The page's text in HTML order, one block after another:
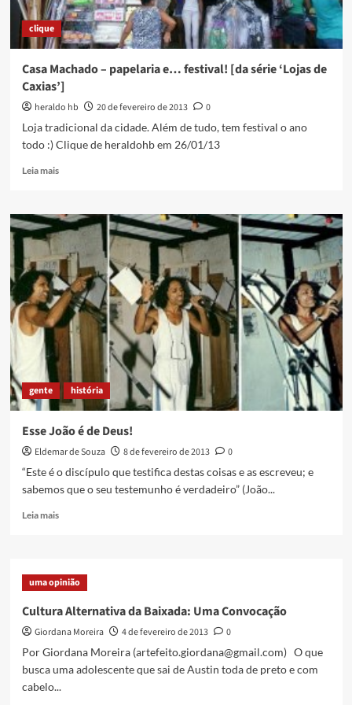
clique
Casa Machado – papelaria e… festival! [da série ‘Lojas de
Caxias’]
heraldo hb 20 de fevereiro de 2013
0
Loja tradicional da cidade. Além de tudo, tem festival o ano
todo :) Clique de heraldohb em 26/01/13
Leia maisRead
Casa
Machado
papelaria
e…
festival!
[da
série
‘Lojas
de
Caxias’]
gente história
Esse João é de Deus!
Eldemar de Souza 8 de fevereiro de 2013
0
“Este é o discípulo que testifica destas coisas e as escreveu; e
sabemos que o seu testemunho é verdadeiro” (João...
Leia maisRead
João
é
Deus!
uma opinião
Cultura Alternativa da Baixada: Uma Convocação
Giordana Moreira 4 de fevereiro de 2013
0
Por Giordana Moreira (artefeito.giordana@gmail.com) O que
busca uma adolescente que sai de Austin toda de preto e com
cabelo...